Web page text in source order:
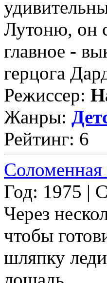
Лутоню, он
главное -
герцога
Режиссер:
Жанры:
Рейтинг: 6
Год: 1975 |
Через
чтобы
шляпку